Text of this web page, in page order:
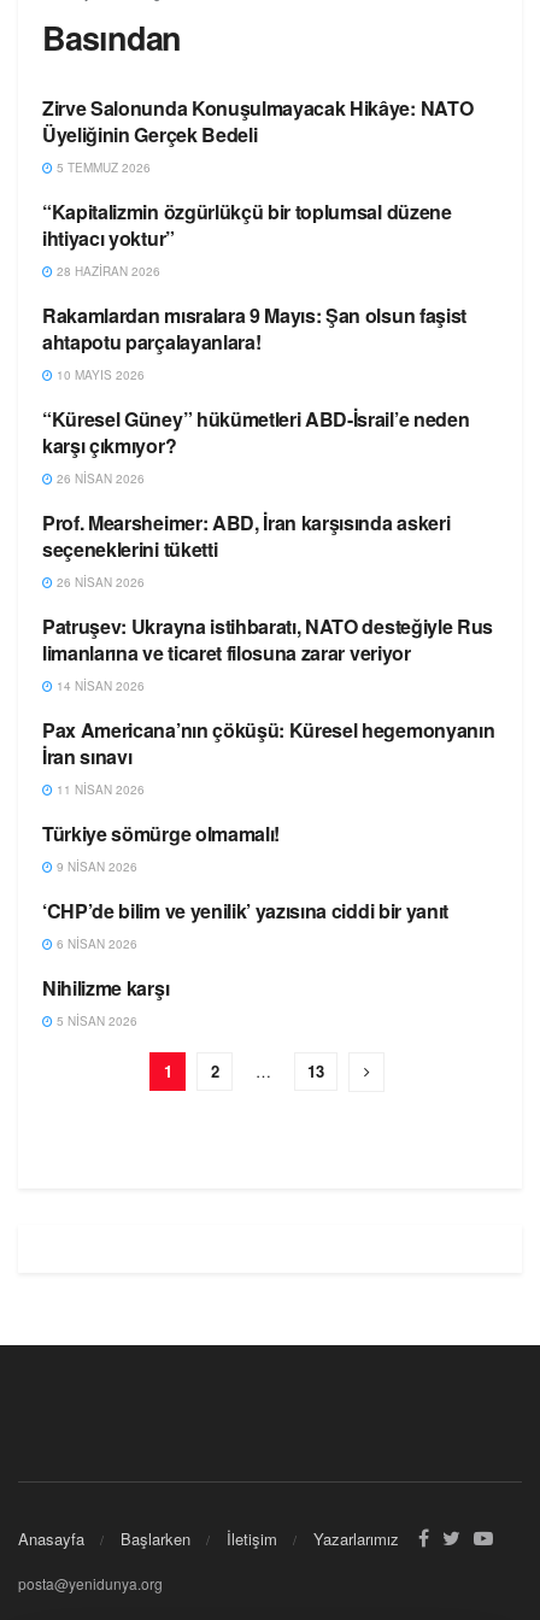
Basından
SEÇTIKLERIMIZ
Zirve Salonunda Konuşulmayacak Hikâye: NATO
Üyeliğinin Gerçek Bedeli
5 TEMMUZ 2026
SEÇTIKLERIMIZ
“Kapitalizmin özgürlükçü bir toplumsal düzene
ihtiyacı yoktur”
28 HAZIRAN 2026
SEÇTIKLERIMIZ
Rakamlardan mısralara 9 Mayıs: Şan olsun faşist
ahtapotu parçalayanlara!
10 MAYIS 2026
SEÇTIKLERIMIZ
“Küresel Güney” hükümetleri ABD-İsrail’e neden
karşı çıkmıyor?
26 NISAN 2026
SEÇTIKLERIMIZ
Prof. Mearsheimer: ABD, İran karşısında askeri
seçeneklerini tüketti
26 NISAN 2026
SEÇTIKLERIMIZ
Patruşev: Ukrayna istihbaratı, NATO desteğiyle Rus
limanlarına ve ticaret filosuna zarar veriyor
14 NISAN 2026
SEÇTIKLERIMIZ
Pax Americana’nın çöküşü: Küresel hegemonyanın
İran sınavı
11 NISAN 2026
SEÇTIKLERIMIZ
Türkiye sömürge olmamalı!
9 NISAN 2026
SEÇTIKLERIMIZ
‘CHP’de bilim ve yenilik’ yazısına ciddi bir yanıt
6 NISAN 2026
SEÇTIKLERIMIZ
Nihilizme karşı
5 NISAN 2026
1 2 … 13
Anasayfa Başlarken İletişim Yazarlarımız
posta@yenidunya.org